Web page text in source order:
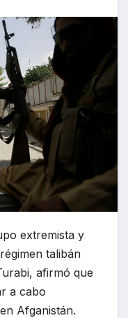
extremista y
talibán
afirmó que
a cabo
Afganistán.